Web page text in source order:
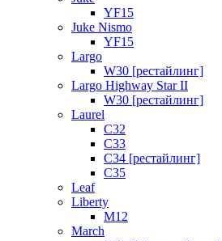
YF15
Juke Nismo
YF15
Largo
W30 [рестайлинг]
Largo Highway Star II
W30 [рестайлинг]
Laurel
C32
C33
C34 [рестайлинг]
C35
Leaf
Liberty
M12
March